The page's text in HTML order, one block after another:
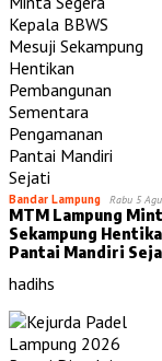
Bandar Lampung Rabu 5
MTM Lampung
Sekampung
Pantai Mandiri
hadihs